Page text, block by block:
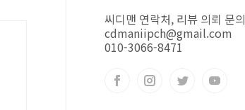
씨디맨 연락처, 리뷰 의뢰 문의
cdmaniipch@gmail.com
010-3066-8471